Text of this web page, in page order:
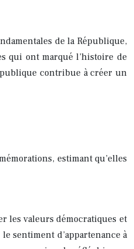
de la République,
qui ont marqué l’histoire de
contribue à créer un
estimant qu’elles
les valeurs démocratiques et
sentiment d’appartenance à